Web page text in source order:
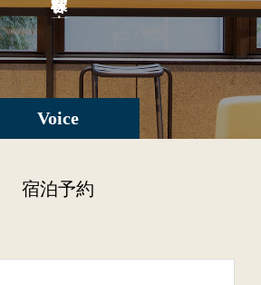
Voice
。
宿泊予約